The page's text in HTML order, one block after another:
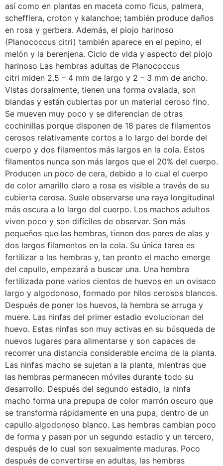
así como en plantas en maceta como ficus, palmera,
schefflera, croton y kalanchoe; también produce daños
en rosa y gerbera. Además, el piojo harinoso
(Planococcus citri) también aparece en el pepino, el
melón y la berenjena. Ciclo de vida y aspecto del piojo
harinoso Las hembras adultas de Planococcus
citri miden 2.5 – 4 mm de largo y 2 – 3 mm de ancho.
Vistas dorsalmente, tienen una forma ovalada, son
blandas y están cubiertas por un material ceroso fino.
Se mueven muy poco y se diferencian de otras
cochinillas porque disponen de 18 pares de filamentos
cerosos relativamente cortos a lo largo del borde del
cuerpo y dos filamentos más largos en la cola. Estos
filamentos nunca son más largos que el 20% del cuerpo.
Producen un poco de cera, debido a lo cual el cuerpo
de color amarillo claro a rosa es visible a través de su
cubierta cerosa. Suele observarse una raya longitudinal
más oscura a lo largo del cuerpo. Los machos adultos
viven poco y son difíciles de observar. Son más
pequeños que las hembras, tienen dos pares de alas y
dos largos filamentos en la cola. Su única tarea es
fertilizar a las hembras y, tan pronto el macho emerge
del capullo, empezará a buscar una. Una hembra
fertilizada pone varios cientos de huevos en un ovisaco
largo y algodonoso, formado por hilos cerosos blancos.
Después de poner los huevos, la hembra se arruga y
muere. Las ninfas del primer estadio evolucionan del
huevo. Estas ninfas son muy activas en su búsqueda de
nuevos lugares para alimentarse y son capaces de
recorrer una distancia considerable encima de la planta.
Las ninfas macho se sujetan a la planta, mientras que
las hembras permanecen móviles durante todo su
desarrollo. Después del segundo estadio, la ninfa
macho forma una prepupa de color marrón oscuro que
se transforma rápidamente en una pupa, dentro de un
capullo algodonoso blanco. Las hembras cambian poco
de forma y pasan por un segundo estadio y un tercero,
después de lo cual son sexualmente maduras. Poco
después de convertirse en adultas, las hembras